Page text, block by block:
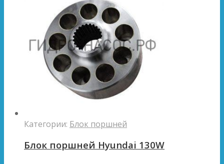
Категории: Блок поршней
Блок поршней Hyundai 130W